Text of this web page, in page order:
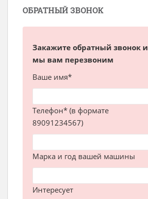
ОБРАТНЫЙ ЗВОНОК
Закажите обратный звонок и
мы вам перезвоним
Ваше имя*
Телефон* (в формате
89091234567)
Марка и год вашей машины
Интересует